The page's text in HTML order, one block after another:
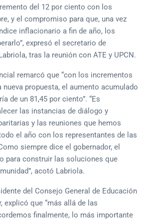
del 12 por ciento con los
y el compromiso para que, una vez
inflacionario a fin de año, los
expresó el secretario de
tras la reunión con ATE y UPCN.
remarcó que “con los incrementos
nueva propuesta, el aumento acumulado
de un 81,45 por ciento”. “Es
las instancias de diálogo y
y las reuniones que hemos
el año con los representantes de las
siempre dice el gobernador, el
para construir las soluciones que
acotó Labriola.
del Consejo General de Educación
explicó que “más allá de las
finalmente, lo más importante